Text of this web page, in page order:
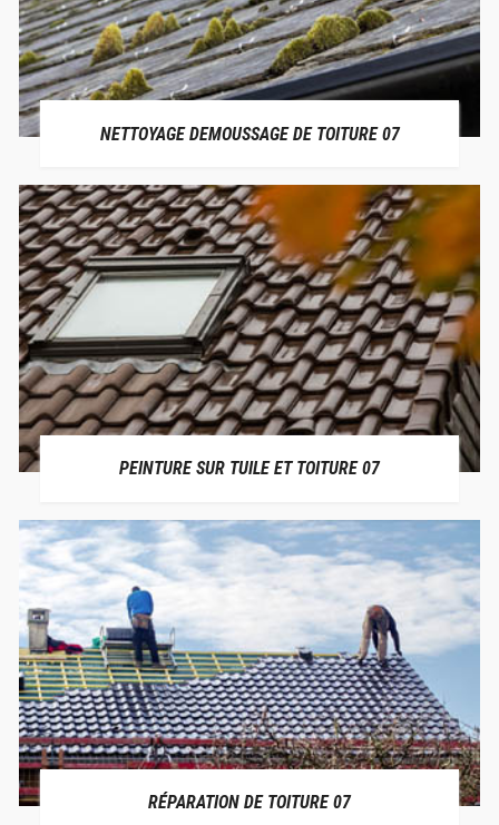
NETTOYAGE DEMOUSSAGE DE TOITURE 07
PEINTURE SUR TUILE ET TOITURE 07
RÉPARATION DE TOITURE 07